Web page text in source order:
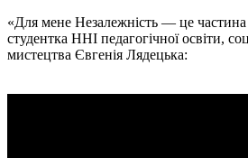
«Для мене Незалежність — це
студентка ННІ педагогічної освіти,
мистецтва Євгенія Лядецька: